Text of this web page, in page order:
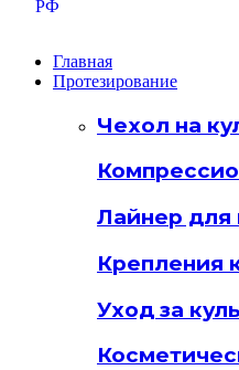
Главная
Протезирование
Чехол на
Лайнер для
Крепления
Уход за